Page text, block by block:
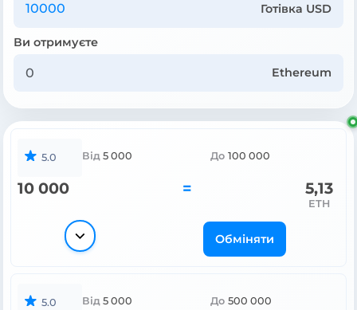
Готівка USD
Ви отримуєте
Ethereum
5.0 Від 5 000 До 100 000
10 000 = 5,13
ETH
Обміняти
5.0 Від 5 000 До 500 000